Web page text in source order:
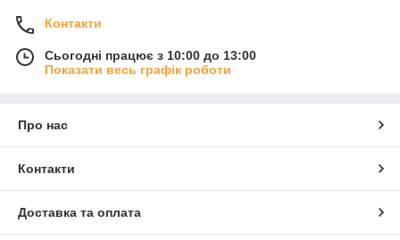
Контакти
Сьогодні працює з 10:00 до 13:00
Показати весь графік роботи
Про нас
Контакти
Доставка та оплата